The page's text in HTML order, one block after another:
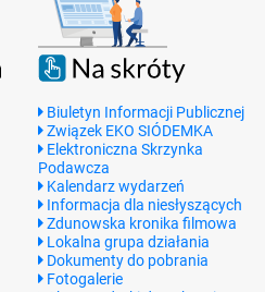
Biuletyn Informacji Publicznej
Związek EKO SIÓDEMKA
Elektroniczna Skrzynka
Podawcza
Kalendarz wydarzeń
Informacja dla niesłyszących
Zdunowska kronika filmowa
Lokalna grupa działania
Dokumenty do pobrania
Fotogalerie